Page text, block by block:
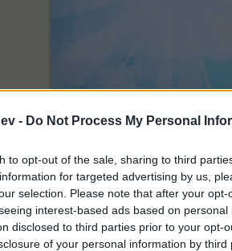
- Do Not Process My Personal
to opt-out of the sale, sharing to third
for targeted advertising by us,
selection. Please note that after your
interest-based ads based on
disclosed to third parties prior to your opt-
of your personal information by third
Не упусти шанс запастись
отправятся соседям!
09.02.2026, в 10:00 по времени сервера
в 22:00 по времени сервера
новостей
inde...prodazha-turboudobrenij-ot-